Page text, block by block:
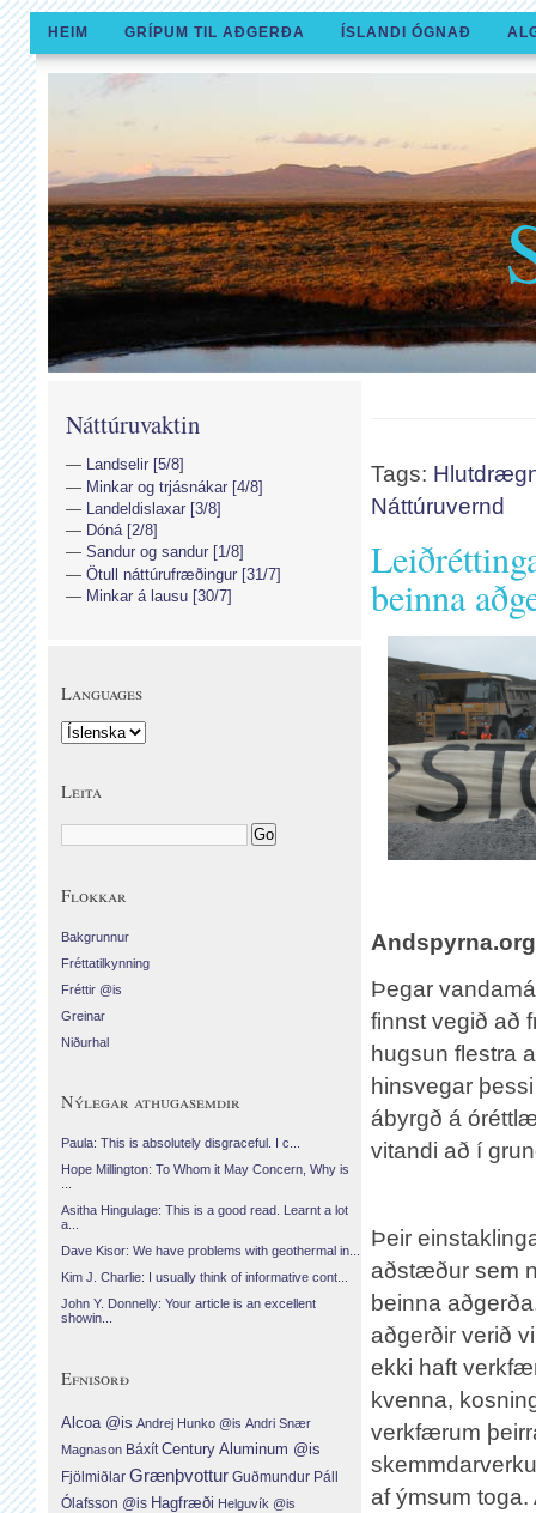
HEIM GRÍPUM TIL AÐGERÐA ÍSLANDI ÓGNAÐ
Tags:
Náttúruvernd
beinna
Andspyrna.org
Þegar
finnst vegið að
hugsun flestra
hinsvegar
ábyrgð á
vitandi að í
Þeir
aðstæður sem
beinna
aðgerðir verið
ekki haft
kvenna,
verkfærum
af ýmsum
Náttúruvaktin
Landselir [5/8]
Minkar og trjásnákar [4/8]
Landeldislaxar [3/8]
Dóná [2/8]
Sandur og sandur [1/8]
Ötull náttúrufræðingur [31/7]
Minkar á lausu [30/7]
Languages
Leita
Flokkar
Bakgrunnur
Fréttatilkynning
Fréttir @is
Greinar
Niðurhal
Nýlegar athugasemdir
Paula: This is absolutely disgraceful. I c...
Hope Millington: To Whom it May Concern, Why is
Asitha Hingulage: This is a good read. Learnt a lot
a...
Dave Kisor: We have problems with geothermal in...
Kim J. Charlie: I usually think of informative cont...
John Y. Donnelly: Your article is an excellent
showin...
Efnisorð
Alcoa @is Andrej Hunko @is Andri Snær
Magnason Báxít Century Aluminum @is
Fjölmiðlar Grænþvottur Guðmundur Páll
Ólafsson @is Hagfræði Helguvík @is